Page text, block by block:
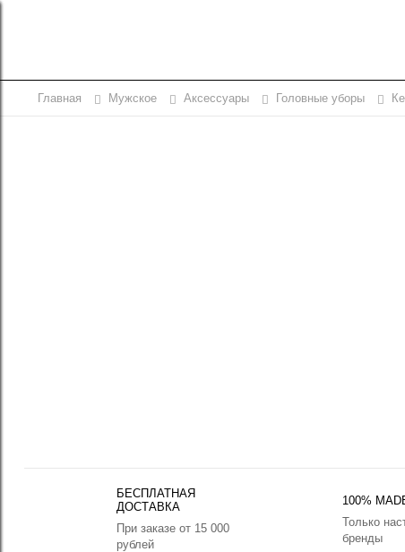
Главная Мужское Аксессуары Головные уборы
БЕСПЛАТНАЯ
ДОСТАВКА
При заказе от 15 000
рублей
100%
Только
бренды